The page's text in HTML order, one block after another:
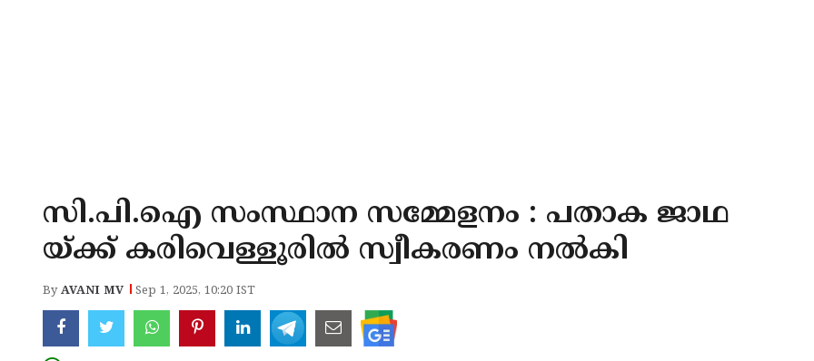
സി.പി.ഐ സംസ്ഥാന സമ്മേളനം : പതാക ജാഥ
യ്ക്ക് കരിവെള്ളൂരിൽ സ്വീകരണം നൽകി
ByAVANI MV Sep 1, 2025, 10:20 IST